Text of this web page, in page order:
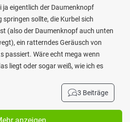
ja eigentlich der Daumenknopf
sollte, die Kurbel sich
(also der Daumenknopf auch unten
ein ratterndes Geräusch von
passiert. Wäre echt mega wenn
liegt oder sogar weiß, wie ich es
3 Beiträge